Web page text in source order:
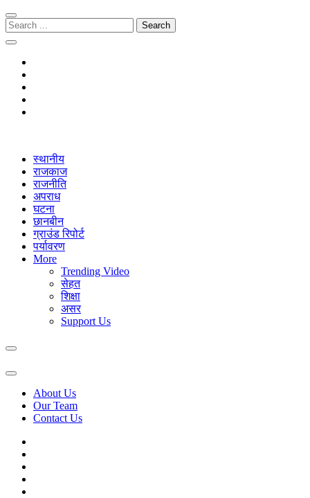
Skip
to
navigation
Skip
to
content
Search
for:
The Janmitra
The Janmitra
स्थानीय
राजकाज
राजनीति
अपराध
घटना
छानबीन
ग्राउंड रिपोर्ट
पर्यावरण
More
Trending Video
सेहत
शिक्षा
असर
Support Us
About Us
Our Team
Contact Us